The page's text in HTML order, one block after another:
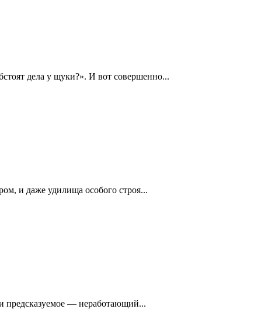
дела у щуки?». И вот совершенно...
и даже удилища особого строя...
и предсказуемое — неработающий...